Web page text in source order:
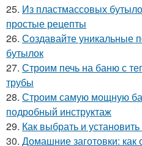
25. Из пластмассовых
простые рецепты
26. Создавайте уникальные
бутылок
27. Строим печь на баню с
трубы
28. Строим самую мощную
подробный инструктаж
29. Как выбрать и
30. Домашние заготовки: как